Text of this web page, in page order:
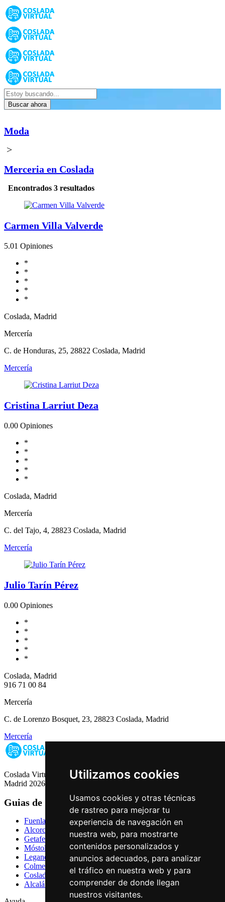
Utilizamos cookies
Usamos cookies y otras técnicas
de rastreo para mejorar tu
experiencia de navegación en
nuestra web, para mostrarte
contenidos personalizados y
anuncios adecuados, para analizar
el tráfico en nuestra web y para
comprender de donde llegan
nuestros visitantes.
Buscar ahora
Moda
>
Merceria en Coslada
Encontrados 3 resultados
Carmen Villa Valverde
5.01 Opiniones
*
*
*
*
*
Coslada, Madrid
Mercería
C. de Honduras, 25, 28822 Coslada, Madrid
Mercería
Cristina Larriut Deza
0.00 Opiniones
*
*
*
*
*
Coslada, Madrid
Mercería
C. del Tajo, 4, 28823 Coslada, Madrid
Mercería
Julio Tarín Pérez
0.00 Opiniones
*
*
*
*
*
Coslada, Madrid
916 71 00 84
Mercería
C. de Lorenzo Bosquet, 23, 28823 Coslada, Madrid
Mercería
Coslada Virtual: Guia de Empresas, Ocio y Servicios de Coslada,
Madrid 2026
Guias de Ciudades
Fuenlabrada
Alcorcón
Getafe
Móstoles
Leganés
Colmenar Viejo
Coslada
Alcalá de Henares